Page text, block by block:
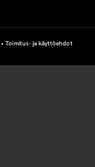
•Toimitus- ja käyttöehdot